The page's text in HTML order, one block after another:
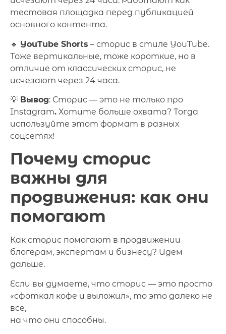
тестовая площадка перед публикацией
основного контента.
🔹 YouTube Shorts – сторис в стиле YouTube.
Тоже вертикальные, тоже короткие, но в
отличие от классических сторис, не
исчезают через 24 часа.
💡 Вывод: Сторис — это не только про
Instagram. Хотите больше охвата? Тогда
используйте этот формат в разных
соцсетях!
Почему сторис
важны для
продвижения: как они
помогают
Как сторис помогают в продвижении
блогерам, экспертам и бизнесу? Идем
дальше.
Если вы думаете, что сторис — это просто
«сфоткал кофе и выложил», то это далеко не
всё,
на что они способны.